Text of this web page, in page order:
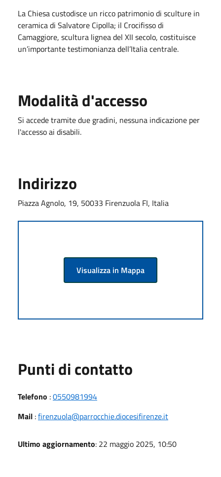
La Chiesa custodisce un ricco patrimonio di sculture in
ceramica di Salvatore Cipolla; il Crocifisso di
Camaggiore, scultura lignea del XII secolo, costituisce
un’importante testimonianza dell’Italia centrale.
Modalità d'accesso
Si accede tramite due gradini, nessuna indicazione per
l'accesso ai disabili.
Indirizzo
Piazza Agnolo, 19, 50033 Firenzuola FI, Italia
Visualizza in Mappa
Punti di contatto
Telefono :0550981994
Mail :firenzuola@parrocchie.diocesifirenze.it
Ultimo aggiornamento: 22 maggio 2025, 10:50